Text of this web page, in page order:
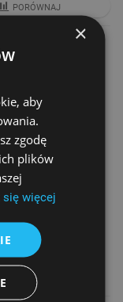
PORÓWNAJ
×
aby
zgodę
plików
się więcej